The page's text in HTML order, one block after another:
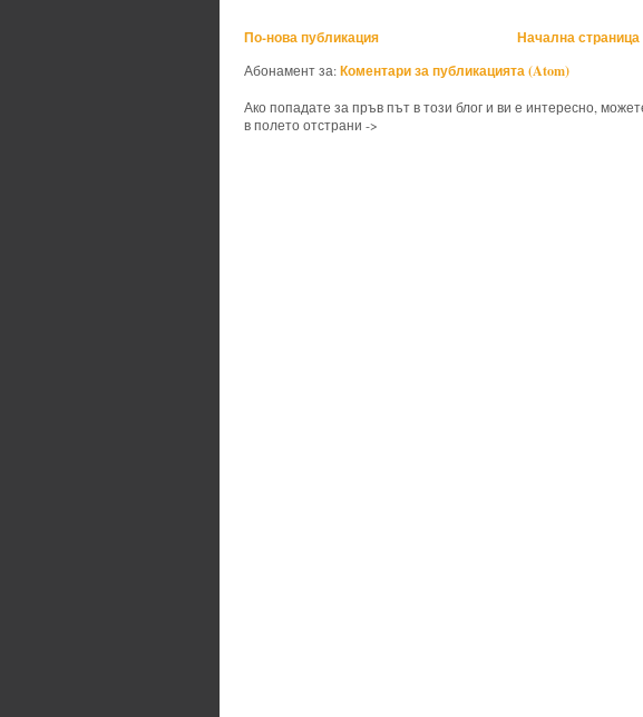
По-нова публикация Начална страница
Абонамент за:Коментари за публикацията (Atom)
Ако попадате за пръв път в този блог и ви е интересно,
в полето отстрани ->